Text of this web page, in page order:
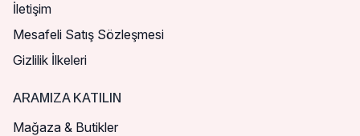
İletişim
Mesafeli Satış Sözleşmesi
Gizlilik İlkeleri
ARAMIZA KATILIN
Mağaza & Butikler